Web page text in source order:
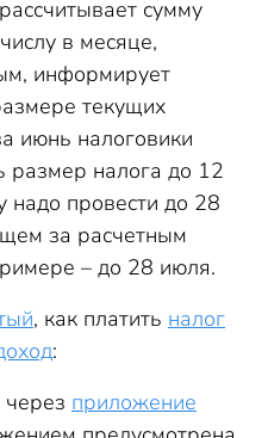
сумму
в месяце,
информирует
текущих
июнь налоговики
размер налога до 12
провести до 28
за расчетным
– до 28 июля.
, как платить налог
:
приложение